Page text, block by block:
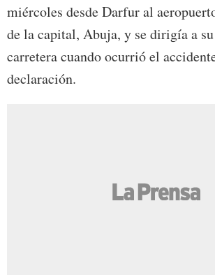
miércoles desde Darfur al
de la capital, Abuja, y se dirigía a
carretera cuando ocurrió el
declaración.